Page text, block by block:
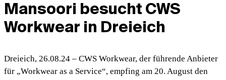
Mansoori besucht CWS
Workwear in Dreieich
Dreieich, 26.08.24 – CWS Workwear, der führende Anbieter
für „Workwear as a Service“, empfing am 20. August den